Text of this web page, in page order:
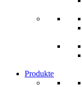
Produkte